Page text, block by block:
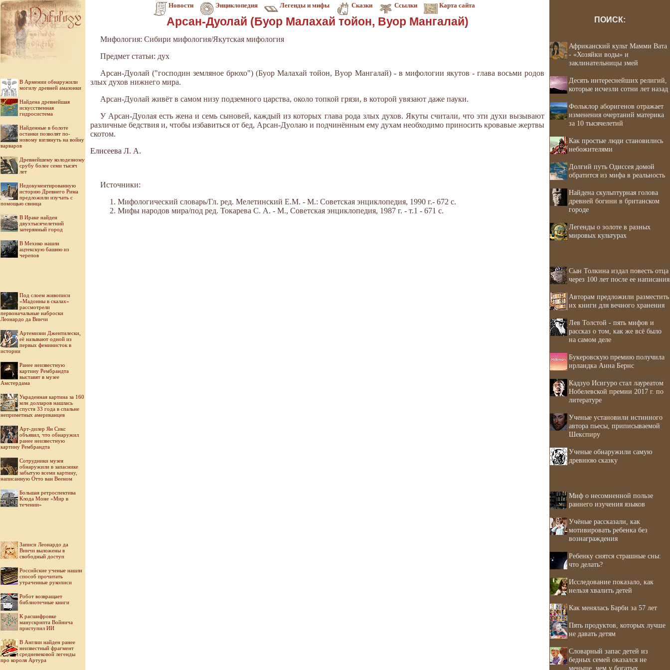
Новости Энциклопедия Легенды и мифы Сказки Ссылки Карта сайта
В Армении обнаружили
могилу древней амазонки
Найдена древнейшая
искусственная
гидросистема
Найденные в болоте
останки позволят по-
новому взглянуть на войну
варваров
Древнейшему колодезному
срубу более семи тысяч
лет
Недокументированную
историю Древнего Рима
предложили изучать с
помощью свинца
В Ираке найден
двухтысячелетний
затерянный город
В Мехико нашли
ацтекскую башню из
черепов
Под слоем живописи
«Мадонны в скалах»
рассмотрели
первоначальные наброски
Леонардо да Винчи
Артемизии Джентилески,
её называют одной из
первых феминисток в
истории
Ранее неизвестную
картину Рембрандта
выставят в музее
Амстердама
Украденная картина за 160
млн долларов нашлась
спустя 33 года в спальне
неприметных американцев
Арт-дилер Ян Сикс
объявил, что обнаружил
ранее неизвестную
картину Рембрандта
Cотрудники музея
обнаружили в запаснике
забытую всеми картину,
написанную Отто ван Вееном
Большая ретроспектива
Клода Моне «Мир в
течении»
Записи Леонардо да
Винчи выложены в
свободный доступ
Российские ученые нашли
способ прочитать
утраченные рукописи
Робот возвращает
библиотечные книги
К расшифровке
манускрипта Войнича
приступил ИИ
В Англии найден ранее
неизвестный фрагмент
средневековой легенды
про короля Артура
Арсан-Дуолай (Буор Малахай тойон, Вуор Мангалай)
Мифология: Сибири мифология/Якутская мифология
Предмет статьи: дух
Арсан-Дуолай ("господин земляное брюхо") (Буор Малахай тойон, Вуор Мангалай) - в мифологии якутов - глава восьми родов
злых духов нижнего мира.
Арсан-Дуолай живёт в самом низу подземного царства, около топкой грязи, в которой увязают даже пауки.
У Арсан-Дуолая есть жена и семь сыновей, каждый из которых глава рода злых духов. Якуты считали, что эти духи вызывают
различные бедствия и, чтобы избавиться от бед, Арсан-Дуолаю и подчинённым ему духам необходимо приносить кровавые жертвы
скотом.
Елисеева Л. А.
Источники:
Мифологический словарь/Гл. ред. Мелетинский Е.М. - М.: Советская энциклопедия, 1990 г.- 672 с.
Мифы народов мира/под ред. Токарева С. А. - М., Советская энциклопедия, 1987 г. - т.1 - 671 с.
ПОИСК:
Африканский культ Мамми Вата
- «Хозяйки воды» и
заклинательницы змей
Десять интереснейших религий,
которые исчезли сотни лет назад
Фольклор аборигенов отражает
изменения очертаний материка
за 10 тысячелетий
Как простые люди становились
небожителями
Долгий путь Одиссея домой
обратится из мифа в реальность
Найдена скульптурная голова
древней богини в британском
городе
Легенды о золоте в разных
мировых культурах
Сын Толкина издал повесть отца
через 100 лет после ее написания
Авторам предложили разместить
их книги для вечного хранения
Лев Толстой - пять мифов и
рассказ о том, как же всё было
на самом деле
Букеровскую премию получила
ирландка Анна Бернс
Кадзуо Исигуро стал лауреатом
Нобелевской премии 2017 г. по
литературе
Ученые установили истинного
автора пьесы, приписываемой
Шекспиру
Ученые обнаружили самую
древнюю сказку
Миф о несомненной пользе
раннего изучения языков
Учёные рассказали, как
мотивировать ребенка без
вознаграждения
Ребенку снятся страшные сны:
что делать?
Исследование показало, как
нельзя хвалить детей
Как менялась Барби за 57 лет
Пять продуктов, которых лучше
не давать детям
Словарный запас детей из
бедных семей оказался не
меньше, чем у богатых